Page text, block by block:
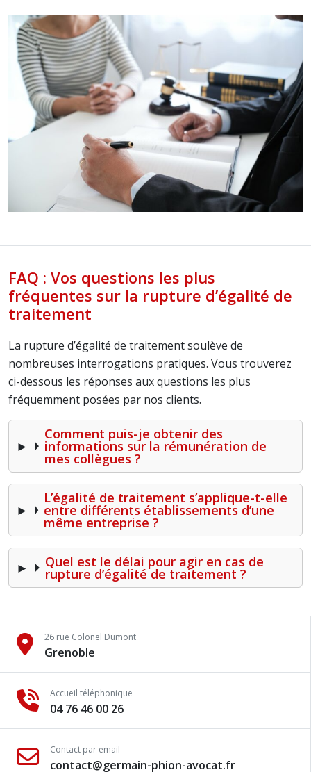
FAQ : Vos questions les plus
fréquentes sur la rupture d’égalité de
traitement
La rupture d’égalité de traitement soulève de
nombreuses interrogations pratiques. Vous trouverez
ci-dessous les réponses aux questions les plus
fréquemment posées par nos clients.
Comment puis-je obtenir des
informations sur la rémunération de
mes collègues ?
L’égalité de traitement s’applique-t-elle
entre différents établissements d’une
même entreprise ?
Quel est le délai pour agir en cas de
rupture d’égalité de traitement ?
26 rue Colonel Dumont
Grenoble
Accueil téléphonique
04 76 46 00 26
Contact par email
contact@germain-phion-avocat.fr